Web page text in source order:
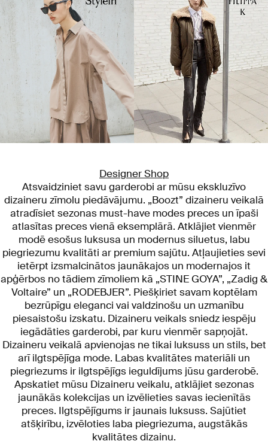
Designer Shop
Atsvaidziniet savu garderobi ar mūsu ekskluzīvo
dizaineru zīmolu piedāvājumu. „Boozt” dizaineru veikalā
atradīsiet sezonas must-have modes preces un īpaši
atlasītas preces vienā eksemplārā. Atklājiet vienmēr
modē esošus luksusa un modernus siluetus, labu
piegriezumu kvalitāti ar premium sajūtu. Atļaujieties sevi
ietērpt izsmalcinātos jaunākajos un modernajos it
apģērbos no tādiem zīmoliem kā „STINE GOYA”, „Zadig &
Voltaire” un „RODEBJER”. Piešķiriet savam koptēlam
bezrūpīgu eleganci vai valdzinošu un uzmanību
piesaistošu izskatu. Dizaineru veikals sniedz iespēju
iegādāties garderobi, par kuru vienmēr sapņojāt.
Dizaineru veikalā apvienojas ne tikai luksuss un stils, bet
arī ilgtspējīga mode. Labas kvalitātes materiāli un
piegriezums ir ilgtspējīgs ieguldījums jūsu garderobē.
Apskatiet mūsu Dizaineru veikalu, atklājiet sezonas
jaunākās kolekcijas un izvēlieties savas iecienītās
preces. Ilgtspējīgums ir jaunais luksuss. Sajūtiet
atšķirību, izvēloties laba piegriezuma, augstākās
kvalitātes dizainu.